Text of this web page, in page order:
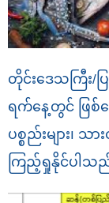
တိုင်းဒေသကြီး/
ရက်နေ့တွင် ဖြစ်ပ
ပစ္စည်းများ၊ သ
ကြည့်ရှုနိုင်ပါသ